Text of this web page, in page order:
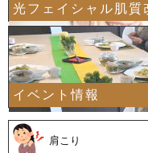
光フェイシャル肌質
善
イベント情報
肩こり